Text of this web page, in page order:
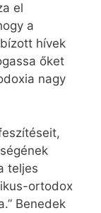
el
a
hívek
őket
nagy
teljes
ortodox
Benedek